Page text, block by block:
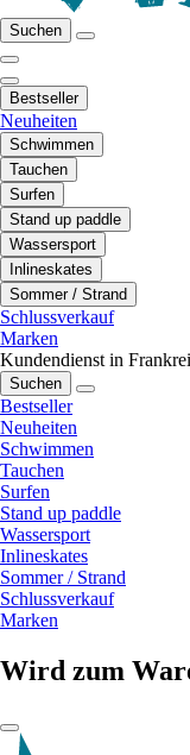
Suchen
Bestseller
Neuheiten
Schwimmen
Tauchen
Surfen
Stand up paddle
Wassersport
Inlineskates
Sommer / Strand
Schlussverkauf
Marken
Kundendienst in
Suchen
Bestseller
Neuheiten
Schwimmen
Tauchen
Surfen
Stand up paddle
Wassersport
Inlineskates
Sommer / Strand
Schlussverkauf
Marken
Wird zum